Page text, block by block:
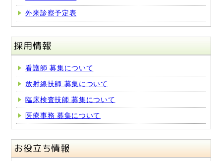
外来診察予定表
採用情報
看護師 募集について
放射線技師 募集について
臨床検査技師 募集について
医療事務 募集について
お役立ち情報